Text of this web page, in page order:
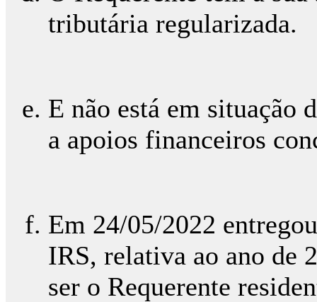
tributária regularizada.
E não está em situação
a apoios financeiros
Em 24/05/2022
IRS, relativa ao ano de
ser o Requerente